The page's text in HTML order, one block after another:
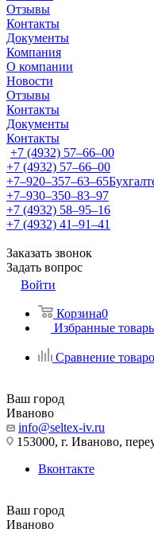
Отзывы
Контакты
Документы
Компания
О компании
Новости
Отзывы
Контакты
Документы
Контакты
+7 (4932) 57‒66‒00
+7 (4932) 57‒66‒00
+7‒920‒357‒63‒65
+7‒930‒350‒83‒97
+7 (4932) 58‒95‒16
+7 (4932) 41‒91‒41
Заказать звонок
Задать вопрос
Войти
Корзина0
Избранные
Сравнение
Ваш город
Иваново
info@seltex-iv.ru
153000, г. Иваново,
Вконтакте
Ваш город
Иваново